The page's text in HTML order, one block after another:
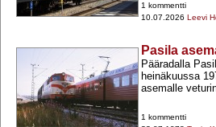
1 kommentti
10.07.2026 Leevi
Pasila
Pääradalla
heinäkuussa
asemalle
1 kommentti